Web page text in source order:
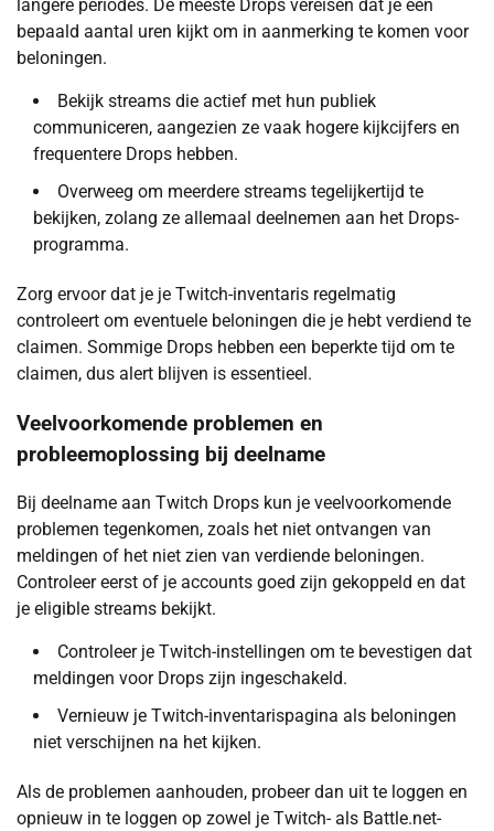
langere periodes. De meeste Drops vereisen dat je een
bepaald aantal uren kijkt om in aanmerking te komen voor
beloningen.
Bekijk streams die actief met hun publiek
communiceren, aangezien ze vaak hogere kijkcijfers en
frequentere Drops hebben.
Overweeg om meerdere streams tegelijkertijd te
bekijken, zolang ze allemaal deelnemen aan het Drops-
programma.
Zorg ervoor dat je je Twitch-inventaris regelmatig
controleert om eventuele beloningen die je hebt verdiend te
claimen. Sommige Drops hebben een beperkte tijd om te
claimen, dus alert blijven is essentieel.
Veelvoorkomende problemen en
probleemoplossing bij deelname
Bij deelname aan Twitch Drops kun je veelvoorkomende
problemen tegenkomen, zoals het niet ontvangen van
meldingen of het niet zien van verdiende beloningen.
Controleer eerst of je accounts goed zijn gekoppeld en dat
je eligible streams bekijkt.
Controleer je Twitch-instellingen om te bevestigen dat
meldingen voor Drops zijn ingeschakeld.
Vernieuw je Twitch-inventarispagina als beloningen
niet verschijnen na het kijken.
Als de problemen aanhouden, probeer dan uit te loggen en
opnieuw in te loggen op zowel je Twitch- als Battle.net-